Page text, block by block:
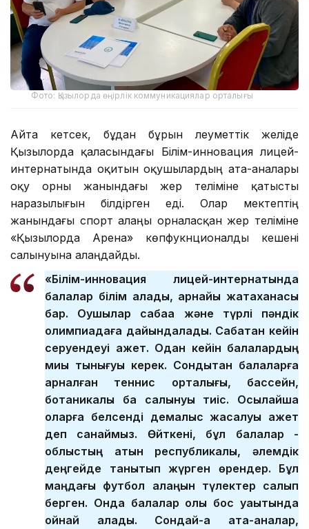
Фото: Қызылорда өңірлік коммуникациялар орталығы
Айта кетсек, бұдан бұрын әлеуметтік желіде
Қызылорда қаласындағы Білім-инновация лицей-
интернатында оқитын оқушылардың ата-аналары
оқу орны жанындағы жер теліміне қатысты
наразылығын білдірген еді. Олар мектептің
жанындағы спорт алаңы орналасқан жер теліміне
«Қызылорда Арена» көпфукнционалды кешені
салынуына алаңдайды.
«Білім-инновация лицей-интернатында
балалар білім алады, арнайы жатақханасы
бар. Оқушылар сабаққа және түрлі пәндік
олимпиадаға дайындалады. Сабақтан кейін
серуендеуі қажет. Одан кейін балалардың
миы тынығуы керек. Сондықтан балаларға
арналған теннис орталығы, бассейн,
ботаникалық бақ салынуы тиіс. Осылайша
оларға белсенді демалыс жасалуы қажет
деп санаймыз. Өйткені, бұл балалар -
облыстың атын республикалық, әлемдік
деңгейде танытып жүрген өрендер. Бұл
маңдағы футбол алаңын түлектер салып
берген. Онда балалар қолы бос уақытында
ойнай алады. Сондай-ақ ата-аналар,